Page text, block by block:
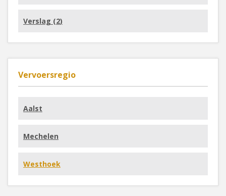
Verslag (2)
Vervoersregio
Aalst
Mechelen
Westhoek